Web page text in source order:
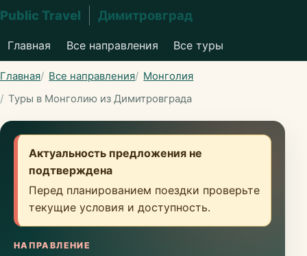
Public Travel Димитровград
Главная Все направления Все туры
Главная Все направления
Монголия
Туры в Монголию из Димитровграда
Актуальность предложения не
подтверждена
Перед планированием поездки проверьте
текущие условия и доступность.
НАПРАВЛЕНИЕ